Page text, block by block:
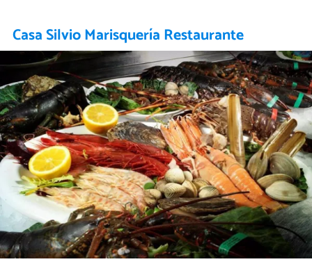
Casa Silvio Marisquería Restaurante